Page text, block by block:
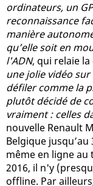
ordinateurs, un
reconnaissance
manière
qu’elle soit en
l'ADN, qui relaie
une jolie vidéo
défiler comme la
plutôt décidé de
vraiment : celles
nouvelle Renault
Belgique
même en ligne au
2016, il n'y
offline. Par